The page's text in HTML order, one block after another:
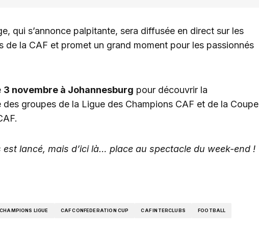
qui s’annonce palpitante, sera diffusée en direct sur les
de la CAF et promet un grand moment pour les passionnés
3 novembre à Johannesburg pour découvrir la
groupes de la Ligue des Champions CAF et de la Coupe
lancé, mais d’ici là… place au spectacle du week-end !
LIGUE CAF CONFEDERATION CUP CAF INTERCLUBS FOOTBALL